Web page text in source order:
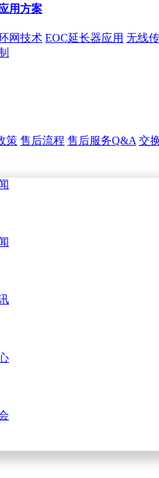
用方案
网技术 EOC延长器应用 无线
策 售后流程 售后服务Q&A 交